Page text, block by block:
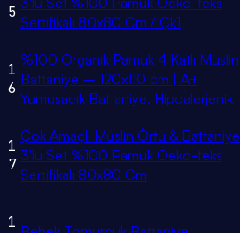
5
Sertifikalı 80x80 Cm / Çk1
1
6
%100 Organik Pamuk 4 Katlı Müslin
Battaniye – 120x110 cm | A+
Yumuşacık Battaniye, Hipoalerjenik
1
7
Çok Amaçlı Müslin Örtü & Battaniye
3'lü Set %100 Pamuk Oeko-teks
Sertifikalı 80x80 Cm
1